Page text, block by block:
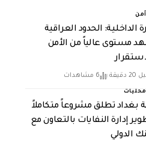
أمن
الداخلية: الحدود العراقية
مستوى عالياً من الأمن
دقيقة 6 مشاهدات
محليات
بغداد تطلق مشروعاً متكاملاً
إدارة النفايات بالتعاون مع
الدولي